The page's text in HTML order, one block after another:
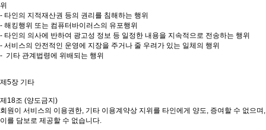
위
- 타인의 지적재산권 등의 권리를 침해하는 행위
- 해킹행위 또는 컴퓨터바이러스의 유포행위
- 타인의 의사에 반하여 광고성 정보 등 일정한 내용을 지속적으로 전송하는 행위
- 서비스의 안전적인 운영에 지장을 주거나 줄 우려가 있는 일체의 행위
- 기타 관계법령에 위배되는 행위
제5장 기타
제18조 (양도금지)
회원이 서비스의 이용권한, 기타 이용계약상 지위를 타인에게 양도, 증여할 수 없으며,
이를 담보로 제공할 수 없습니다.